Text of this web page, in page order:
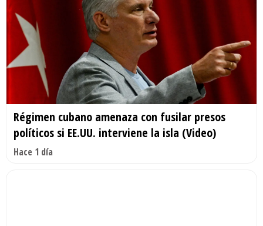
Régimen cubano amenaza con fusilar presos
políticos si EE.UU. interviene la isla (Video)
Hace 1 día